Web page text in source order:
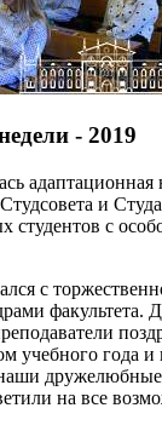
- 2019
адаптационная
и
студентов с
с
факультета.
учебного года и
на все